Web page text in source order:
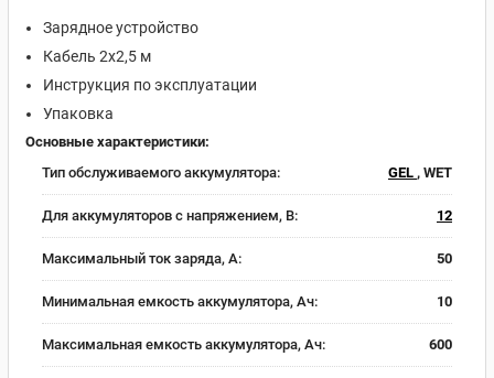
Зарядное устройство
Кабель 2х2,5 м
Инструкция по эксплуатации
Упаковка
Основные характеристики:
Тип обслуживаемого аккумулятора:
GEL , WET
Для аккумуляторов с напряжением, В: 12
Максимальный ток заряда, А: 50
Минимальная емкость аккумулятора, Ач: 10
Максимальная емкость аккумулятора, Ач: 600